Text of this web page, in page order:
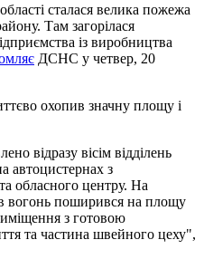
сталася велика пожежа
Там загорілася
із виробництва
ДСНС у четвер, 20
охопив значну площу і
відразу вісім відділень
автоцистернах з
обласного центру. На
вогонь поширився на площу
з готовою
та частина швейного цеху",